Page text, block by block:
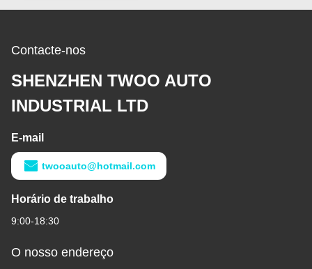
Contacte-nos
SHENZHEN TWOO AUTO
INDUSTRIAL LTD
E-mail
twooauto@hotmail.com
Horário de trabalho
9:00-18:30
O nosso endereço